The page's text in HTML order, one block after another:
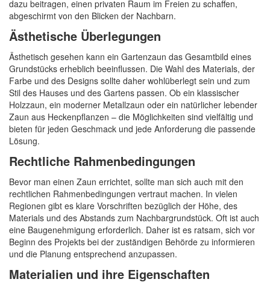
dazu beitragen, einen privaten Raum im Freien zu schaffen,
abgeschirmt von den Blicken der Nachbarn.
Ästhetische Überlegungen
Ästhetisch gesehen kann ein Gartenzaun das Gesamtbild eines
Grundstücks erheblich beeinflussen. Die Wahl des Materials, der
Farbe und des Designs sollte daher wohlüberlegt sein und zum
Stil des Hauses und des Gartens passen. Ob ein klassischer
Holzzaun, ein moderner Metallzaun oder ein natürlicher lebender
Zaun aus Heckenpflanzen – die Möglichkeiten sind vielfältig und
bieten für jeden Geschmack und jede Anforderung die passende
Lösung.
Rechtliche Rahmenbedingungen
Bevor man einen Zaun errichtet, sollte man sich auch mit den
rechtlichen Rahmenbedingungen vertraut machen. In vielen
Regionen gibt es klare Vorschriften bezüglich der Höhe, des
Materials und des Abstands zum Nachbargrundstück. Oft ist auch
eine Baugenehmigung erforderlich. Daher ist es ratsam, sich vor
Beginn des Projekts bei der zuständigen Behörde zu informieren
und die Planung entsprechend anzupassen.
Materialien und ihre Eigenschaften